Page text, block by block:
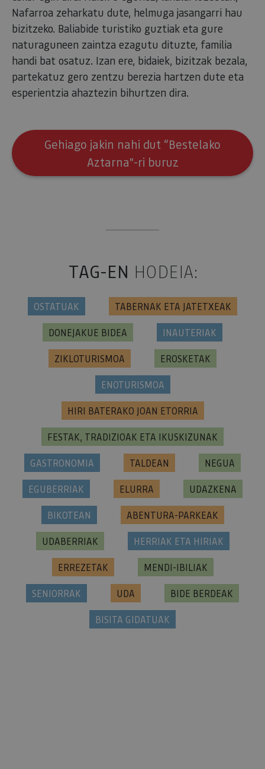
Nafarroa zeharkatu dute, helmuga jasangarri hau
bizitzeko. Baliabide turistiko guztiak eta gure
naturaguneen zaintza ezagutu dituzte, familia
handi bat osatuz. Izan ere, bidaiek, bizitzak bezala,
partekatuz gero zentzu berezia hartzen dute eta
esperientzia ahaztezin bihurtzen dira.
Gehiago jakin nahi dut “Bestelako
Aztarna"-ri buruz
TAG-EN HODEIA:
OSTATUAK TABERNAK ETA JATETXEAK
DONEJAKUE BIDEA INAUTERIAK
ZIKLOTURISMOA EROSKETAK
ENOTURISMOA
HIRI BATERAKO JOAN ETORRIA
FESTAK, TRADIZIOAK ETA IKUSKIZUNAK
GASTRONOMIA TALDEAN NEGUA
EGUBERRIAK ELURRA UDAZKENA
BIKOTEAN ABENTURA-PARKEAK
UDABERRIAK HERRIAK ETA HIRIAK
ERREZETAK MENDI-IBILIAK
SENIORRAK UDA BIDE BERDEAK
BISITA GIDATUAK